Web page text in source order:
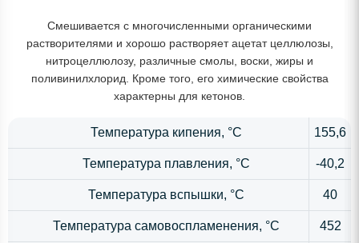
Смешивается с многочисленными органическими
растворителями и хорошо растворяет ацетат целлюлозы,
нитроцеллюлозу, различные смолы, воски, жиры и
поливинилхлорид. Кроме того, его химические свойства
характерны для кетонов.
Температура кипения, °С 155,6
Температура плавления, °С -40,2
Температура вспышки, °С 40
Температура самовоспламенения, °С 452